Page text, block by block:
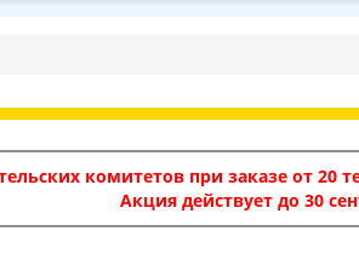
комитетов при заказе от 20
Акция действует до 30